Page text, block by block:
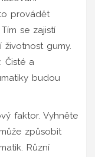
provádět
se zajistí
životnost gumy.
Čisté a
budou
faktor. Vyhněte
způsobit
Různí